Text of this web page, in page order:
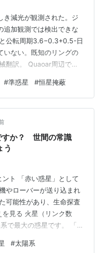
き減光が観測された。ジ
追加観測では検出できな
公転周期3.6−0.3+0.5-日
いない。既知のリングの
翻訳。 Quaoar周辺で新
より、クアオアの周囲に
小型衛星の存在が明らか
い環系の近くを周回する
の環系の形成と進化に
性を秘めています。こ
#準惑星 #恒星掩蔽
すか？ 世間の常識
う
ント 「赤い惑星」として
やローバーが送り込まれ
可能性があり、生命探査
見る 火星（リンク数
で最大の惑星です。 「大
っています。 第2位の答
#太陽系